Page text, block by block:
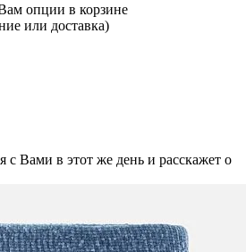
опции в корзине
или доставка)
с Вами в этот же день и расскажет о